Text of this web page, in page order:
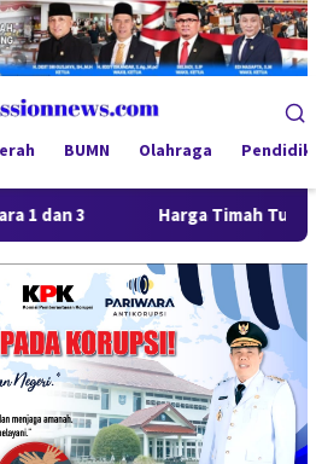
BUMN Olahraga
Harga Timah Turun, Aktivitas